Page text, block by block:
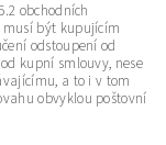
obchodních
být kupujícím
odstoupení od
kupní smlouvy, nese
a to i v tom
obvyklou poštovní